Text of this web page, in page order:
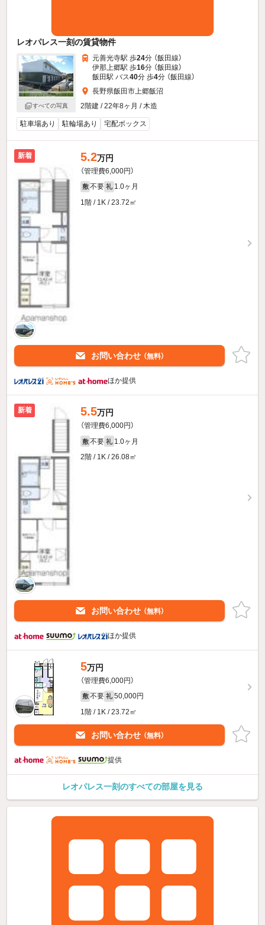
レオパレス一刻の賃貸物件
すべての写真
元善光寺駅 歩24分 （飯田線）
伊那上郷駅 歩16分 （飯田線）
飯田駅 バス40分 歩4分 （飯田線）
長野県飯田市上郷飯沼
2階建 / 22年8ヶ月 / 木造
駐車場あり 駐輪場あり 宅配ボックス
新着 5.2万円
（管理費6,000円）
敷 不要 礼 1.0ヶ月
1階 / 1K / 23.72㎡
お問い合わせ （無料）
ほか提供
新着 5.5万円
（管理費6,000円）
敷 不要 礼 1.0ヶ月
2階 / 1K / 26.08㎡
お問い合わせ （無料）
ほか提供
5万円
（管理費6,000円）
敷 不要 礼 50,000円
1階 / 1K / 23.72㎡
お問い合わせ （無料）
提供
レオパレス一刻のすべての部屋を見る